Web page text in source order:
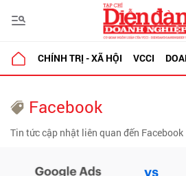
CHÍNH TRỊ - XÃ HỘI VCCI
Facebook
Tin tức cập nhật liên quan đến Facebook